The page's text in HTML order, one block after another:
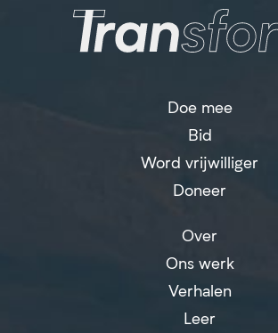
Doe mee
Bid
Word vrijwilliger
Doneer
Over
Ons werk
Verhalen
Leer